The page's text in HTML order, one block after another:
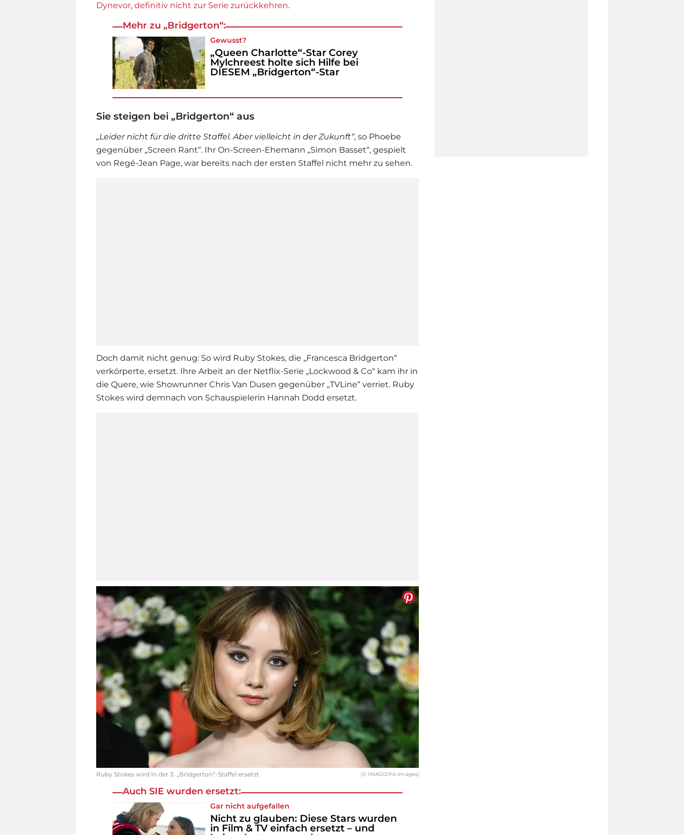
Dynevor, definitiv nicht zur Serie zurückkehren.
Mehr zu „Bridgerton“:
Gewusst?
„Queen Charlotte“-Star Corey
Mylchreest holte sich Hilfe bei
DIESEM „Bridgerton“-Star
Sie steigen bei „Bridgerton“ aus
„Leider nicht für die dritte Staffel. Aber vielleicht in der Zukunft“, so Phoebe
gegenüber „Screen Rant“. Ihr On-Screen-Ehemann „Simon Basset“, gespielt
von Regé-Jean Page, war bereits nach der ersten Staffel nicht mehr zu sehen.
Doch damit nicht genug: So wird Ruby Stokes, die „Francesca Bridgerton“
verkörperte, ersetzt. Ihre Arbeit an der Netflix-Serie „Lockwood & Co“ kam ihr in
die Quere, wie Showrunner Chris Van Dusen gegenüber „TVLine“ verriet. Ruby
Stokes wird demnach von Schauspielerin Hannah Dodd ersetzt.
Ruby Stokes wird in der 3. „Bridgerton“-Staffel ersetzt (© IMAGO/PA Images)
Auch SIE wurden ersetzt:
Gar nicht aufgefallen
Nicht zu glauben: Diese Stars wurden
in Film & TV einfach ersetzt – und